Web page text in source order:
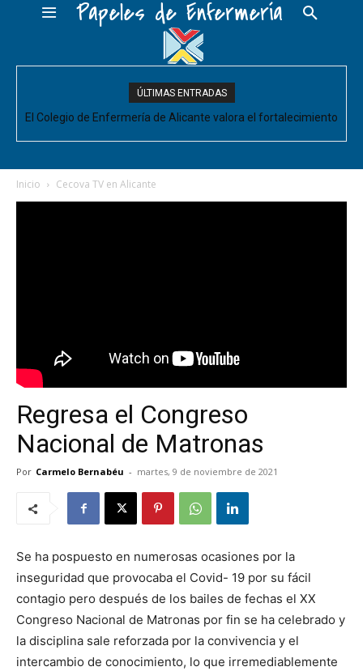
Papeles de Enfermería
ÚLTIMAS ENTRADAS
El Colegio de Enfermería de Alicante valora el fortalecimiento
acompañe de decisiones estructurales para...
Inicio Cecova TV en Alicante
Regresa el Congreso
Nacional de Matronas
Por Carmelo Bernabéu - martes, 9 de noviembre de 2021
Se ha pospuesto en numerosas ocasiones por la
inseguridad que provocaba el Covid- 19 por su fácil
contagio pero después de los bailes de fechas el XX
Congreso Nacional de Matronas por fin se ha celebrado y
la disciplina sale reforzada por la convivencia y el
intercambio de conocimiento, lo que irremediablemente